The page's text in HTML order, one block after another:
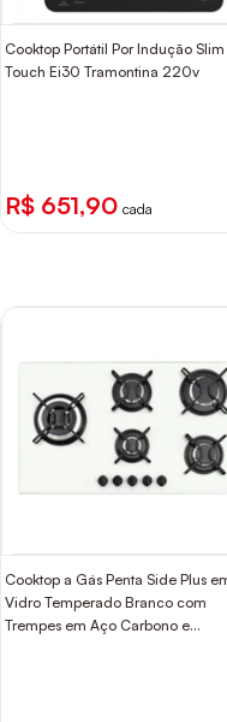
Cooktop Portátil Por Indução Slim
Touch Ei30 Tramontina 220v
R$ 651,90 cada
Cooktop a Gás Penta Side Plus
Vidro Temperado Branco com
Trempes em Aço Carbono e